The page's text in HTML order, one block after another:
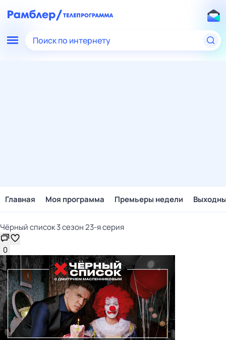
Поиск по интернету
Главная Моя программа Премьеры недели
Чёрный список 3 сезон 23-я серия
0